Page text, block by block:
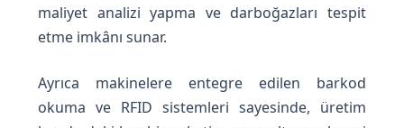
maliyet analizi yapma ve darboğazları tespit
etme imkânı sunar.
Ayrıca makinelere entegre edilen barkod
okuma ve RFID sistemleri sayesinde, üretim